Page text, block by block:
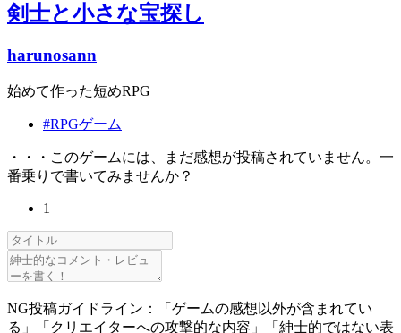
剣士と小さな宝探し
harunosann
始めて作った短めRPG
#RPGゲーム
・・・このゲームには、まだ感想が投稿されていません。一
番乗りで書いてみませんか？
1
NG投稿ガイドライン：「ゲームの感想以外が含まれてい
る」「クリエイターへの攻撃的な内容」「紳士的ではない表